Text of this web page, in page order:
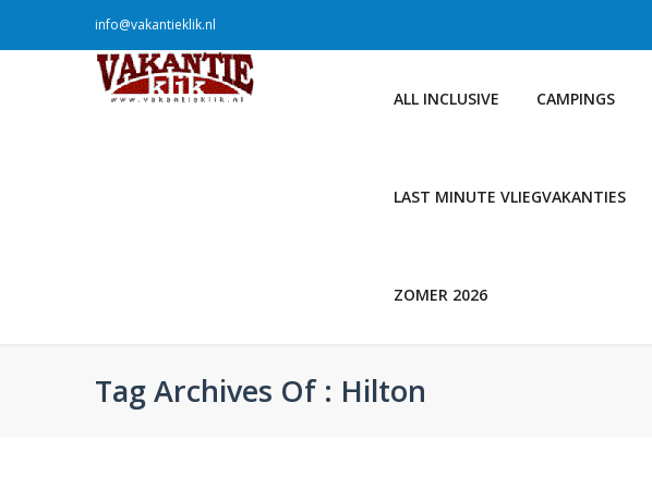
info@vakantieklik.nl
ALL INCLUSIVE CAMPINGS
LAST MINUTE VLIEGVAKANTIES
ZOMER 2026
Tag Archives Of : Hilton